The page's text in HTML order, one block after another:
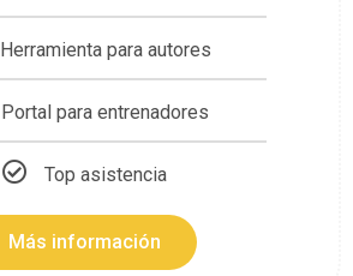
Herramienta para autores
Portal para entrenadores
Top asistencia
Más información